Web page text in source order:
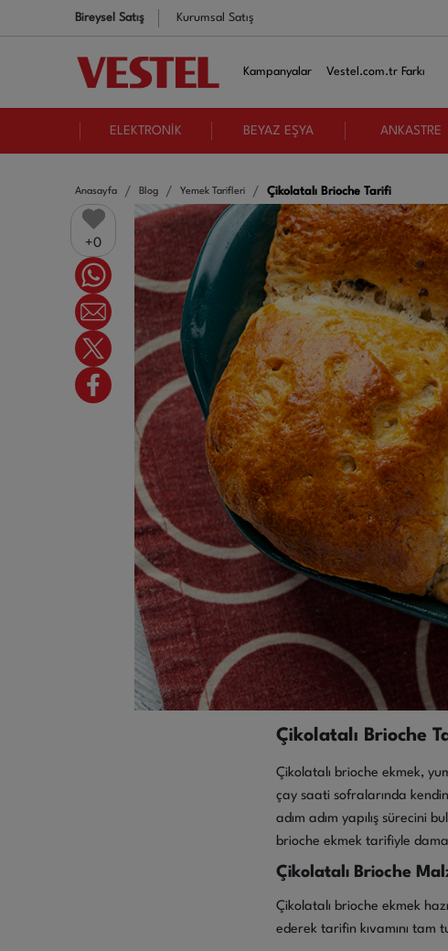
Bireysel Satış Kurumsal Satış
Kampanyalar Vestel.com.tr Farkı
ELEKTRONİK BEYAZ EŞYA ANKASTRE
Anasayfa Blog Yemek Tarifleri Çikolatalı Brioche Tarifi
0
Çikolatalı Brioche
Çikolatalı brioche ekmek,
çay saati sofralarında
adım adım yapılış sürecini
brioche ekmek tarifiyle
Çikolatalı Brioche
Çikolatalı brioche ekmek
ederek tarifin kıvamını tam